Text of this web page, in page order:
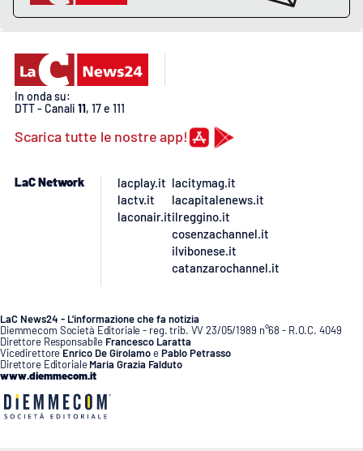
Lamezia Terme
PROGETTI
SPECIALI
Buona Sanità Calabria
LACALABRIAVISIONE
Food
Storie
LAC
NETWORK
In onda su:
DTT - Canali 11, 17 e 111
Scarica tutte le nostre app!
LaC Network
lacplay.it
lactv.it
laconair.it
lacitymag.it
lacapitalenews.it
ilreggino.it
cosenzachannel.it
ilvibonese.it
catanzarochannel.it
LaC News24 - L’informazione che fa notizia
Diemmecom Società Editoriale - reg. trib. VV 23/05/1989 n°68 - R.O.C. 4049
Direttore Responsabile Francesco Laratta
Vicedirettore Enrico De GirolamoePablo Petrasso
Direttore Editoriale Maria Grazia Falduto
www.diemmecom.it